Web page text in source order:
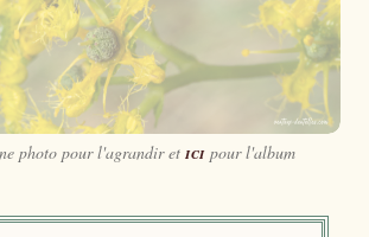
photo pour l'agrandir et ici pour l'album